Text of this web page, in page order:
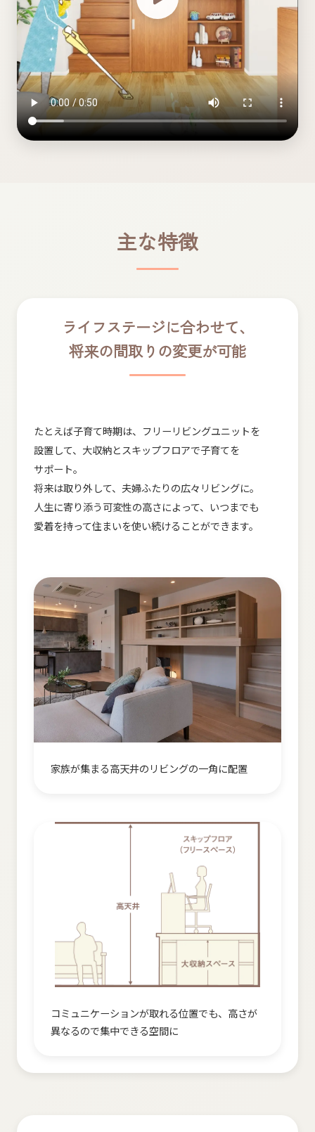
主な​特徴
ライフステージに​合わせて、
将来の​間​取りの​変更が​可能
たとえば​子育て​時期は、​フリーリビングユニットを​
設置して、​大収納と​スキップフロアで​子育てを​
サポート。
将来は​取り外して、​夫婦ふたりの​広々リビングに。
人生に​寄り添う​可変性の​高さに​よって、​いつまでも​
愛着を​持って​住まいを​使い続ける​ことができます。
家族が​集まる​高天井の​リビングの​一角に​配置
コミュニケーションが​取れる​位置でも、​高さが​
異なるので​集中できる​空間に